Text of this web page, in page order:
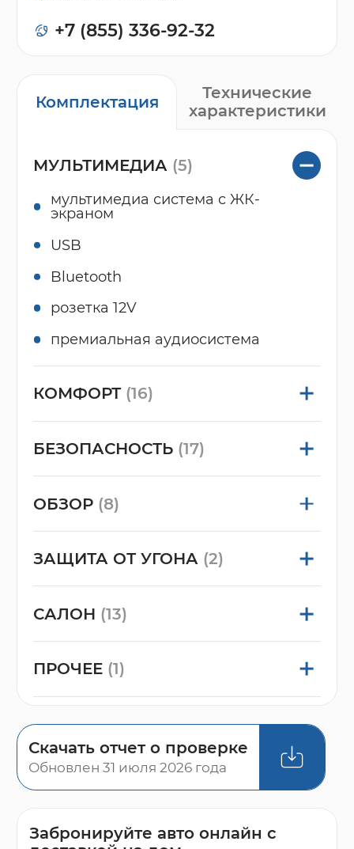
Комплектация
Технические
характеристики
МУЛЬТИМЕДИА (5)
мультимедиа система с ЖК-
экраном
USB
Bluetooth
розетка 12V
премиальная аудиосистема
КОМФОРТ (16)
БЕЗОПАСНОСТЬ (17)
ОБЗОР (8)
ЗАЩИТА ОТ УГОНА (2)
САЛОН (13)
ПРОЧЕЕ (1)
Скачать отчет о проверке
Обновлен 31 июля 2026 года
Забронируйте авто онлайн с
+7 (855) 336-92-32